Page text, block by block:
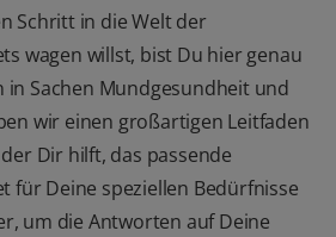
Schritt in die Welt der
wagen willst, bist Du hier genau
in Sachen Mundgesundheit und
wir einen großartigen Leitfaden
Dir hilft, das passende
für Deine speziellen Bedürfnisse
um die Antworten auf Deine